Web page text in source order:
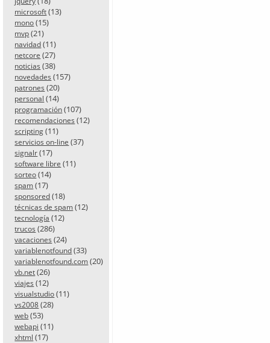
microsoft (13)
mono (15)
mvp (21)
navidad (11)
netcore (27)
noticias (38)
novedades (157)
patrones (20)
personal (14)
programación (107)
recomendaciones (12)
scripting (11)
servicios on-line (37)
signalr (17)
software libre (11)
sorteo (14)
spam (17)
sponsored (18)
técnicas de spam (12)
tecnología (12)
trucos (286)
vacaciones (24)
variablenotfound (33)
variablenotfound.com (20)
vb.net (26)
viajes (12)
visualstudio (11)
vs2008 (28)
web (53)
webapi (11)
xhtml (17)